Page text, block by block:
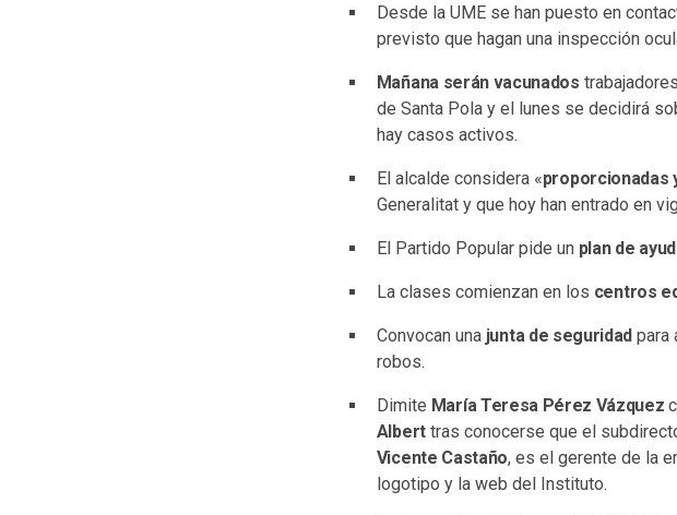
Desde la UME se han puesto en
previsto que hagan una inspección
Mañana serán vacunados
de Santa Pola y el lunes se decidirá
hay casos activos.
El alcalde considera «proporcionadas
Generalitat y que hoy han entrado en
El Partido Popular pide un plan de
La clases comienzan en los centros
Convocan una junta de seguridad para
robos.
Dimite María Teresa Pérez Vázquez
Alberttras conocerse que el
Vicente Castaño, es el gerente de la
logotipo y la web del Instituto.